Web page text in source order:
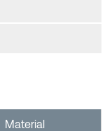
Material